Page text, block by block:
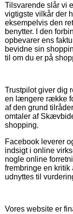
Tilsvarende slår vi
vigtigste vilkår der
eksempelvis den
benytter. I den
opbevarer ens
bevidne sin
til om du er på
Trustpilot giver dig
en længere række
af den grund
omtaler af
shopping.
Facebook leverer
indsigt i online
nogle online
frembringe en kritik
udnyttes til
Vores website er